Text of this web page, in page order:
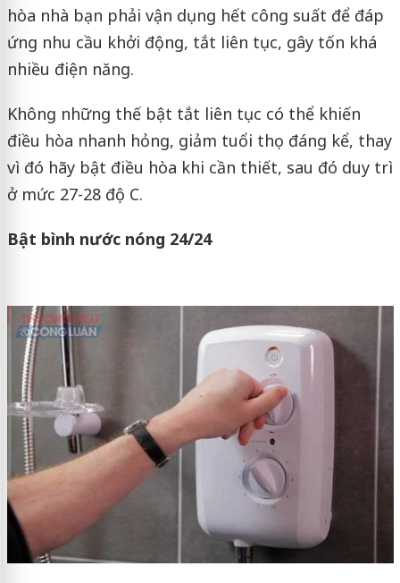
hòa nhà bạn phải vận dụng hết công suất để đáp
ứng nhu cầu khởi động, tắt liên tục, gây tốn khá
nhiều điện năng.
Không những thế bật tắt liên tục có thể khiến
điều hòa nhanh hỏng, giảm tuổi thọ đáng kể, thay
vì đó hãy bật điều hòa khi cần thiết, sau đó duy trì
ở mức 27-28 độ C.
Bật bình nước nóng 24/24